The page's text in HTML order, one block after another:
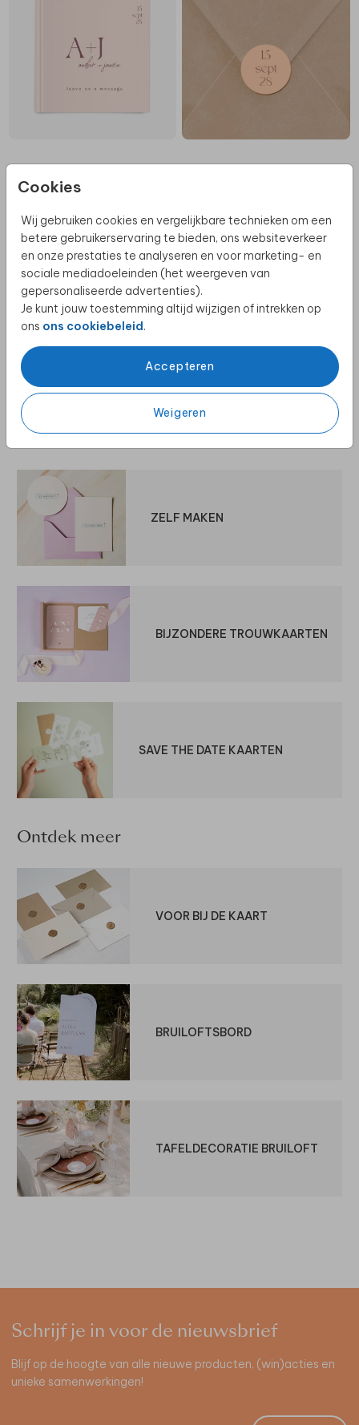
Cookies
Wij gebruiken cookies en vergelijkbare technieken om een
betere gebruikerservaring te bieden, ons websiteverkeer
en onze prestaties te analyseren en voor marketing- en
sociale mediadoeleinden (het weergeven van
gepersonaliseerde advertenties).
Je kunt jouw toestemming altijd wijzigen of intrekken op
ons ons cookiebeleid.
Accepteren
Weigeren
ZELF MAKEN
BIJZONDERE TROUWKAARTEN
SAVE THE DATE KAARTEN
Ontdek meer
VOOR BIJ DE KAART
BRUILOFTSBORD
TAFELDECORATIE BRUILOFT
Schrijf je in voor de nieuwsbrief
Blijf op de hoogte van alle nieuwe producten, (win)acties en
unieke samenwerkingen!